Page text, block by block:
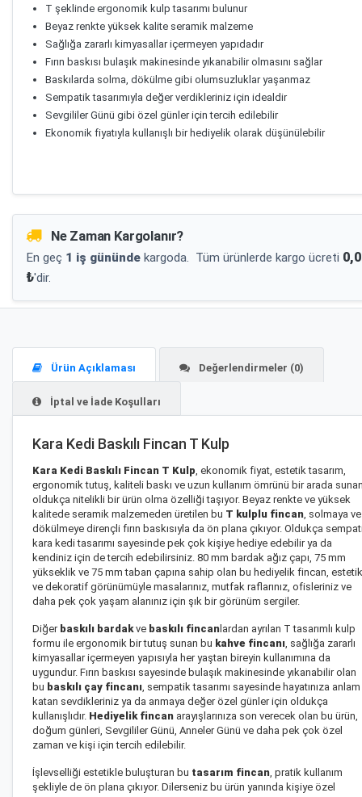
T şeklinde ergonomik kulp tasarımı bulunur
Beyaz renkte yüksek kalite seramik malzeme
Sağlığa zararlı kimyasallar içermeyen yapıdadır
Fırın baskısı bulaşık makinesinde yıkanabilir olmasını sağlar
Baskılarda solma, dökülme gibi olumsuzluklar yaşanmaz
Sempatik tasarımıyla değer verdikleriniz için idealdir
Sevgililer Günü gibi özel günler için tercih edilebilir
Ekonomik fiyatıyla kullanışlı bir hediyelik olarak düşünülebilir
Ne Zaman Kargolanır?
En geç 1 iş gününde kargoda. Tüm ürünlerde kargo ücreti
₺'dir.
Ürün Açıklaması Değerlendirmeler (0)
İptal ve İade Koşulları
Kara Kedi Baskılı Fincan T Kulp
Kara Kedi Baskılı Fincan T Kulp , ekonomik fiyat, estetik tasarım,
ergonomik tutuş, kaliteli baskı ve uzun kullanım ömrünü bir arada
oldukça nitelikli bir ürün olma özelliği taşıyor. Beyaz renkte ve yüksek
kalitede seramik malzemeden üretilen bu T kulplu fincan , solmaya ve
dökülmeye dirençli fırın baskısıyla da ön plana çıkıyor. Oldukça
kara kedi tasarımı sayesinde pek çok kişiye hediye edebilir ya da
kendiniz için de tercih edebilirsiniz. 80 mm bardak ağız çapı, 75 mm
yükseklik ve 75 mm taban çapına sahip olan bu hediyelik fincan, estetik
ve dekoratif görünümüyle masalarınız, mutfak raflarınız, ofisleriniz ve
daha pek çok yaşam alanınız için şık bir görünüm sergiler.
Diğer baskılı bardakve baskılı fincanlardan ayrılan T tasarımlı kulp
formu ile ergonomik bir tutuş sunan bu kahve fincanı , sağlığa zararlı
kimyasallar içermeyen yapısıyla her yaştan bireyin kullanımına da
uygundur. Fırın baskısı sayesinde bulaşık makinesinde yıkanabilir olan
bu baskılı çay fincanı , sempatik tasarımı sayesinde hayatınıza anlam
katan sevdikleriniz ya da anmaya değer özel günler için oldukça
kullanışlıdır. Hediyelik fincan arayışlarınıza son verecek olan bu ürün,
doğum günleri, Sevgililer Günü, Anneler Günü ve daha pek çok özel
zaman ve kişi için tercih edilebilir.
İşlevselliği estetikle buluşturan bu tasarım fincan , pratik kullanım
şekliyle de ön plana çıkıyor. Dilerseniz bu ürün yanında kişiye özel